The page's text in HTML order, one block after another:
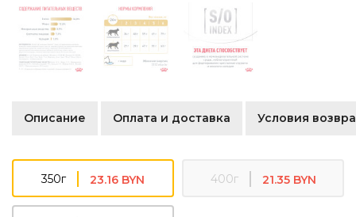
Описание Оплата и доставка Условия
350г 23.16 BYN 400г 21.35 BYN